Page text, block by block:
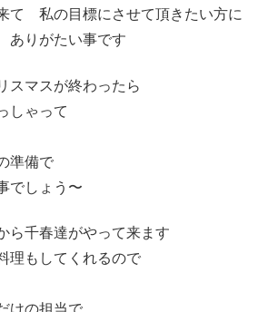
て 私の目標にさせて頂きたい方に
ありがたい事です
マスが終わったら
しゃって
準備で
でしょう〜
千春達がやって来ます
もしてくれるので
けの担当で